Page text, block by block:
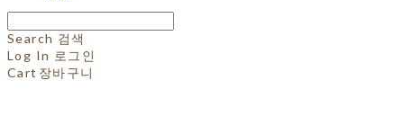
Search 검색
Log In 로그인
Cart 장바구니